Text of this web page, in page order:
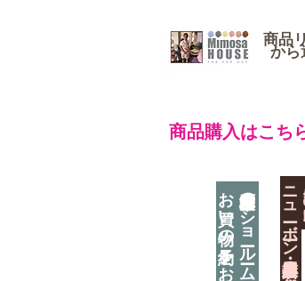
商品
から
商品購入はこち
神
​ニューボーン撮影用小道具店・３店舗